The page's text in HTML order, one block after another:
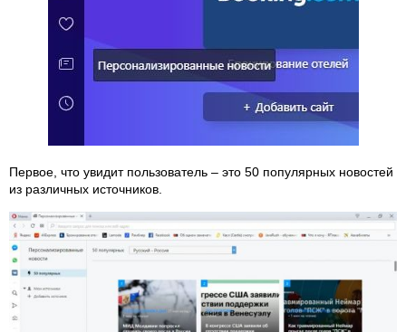
Первое, что увидит пользователь – это 50 популярных новостей
из различных источников.